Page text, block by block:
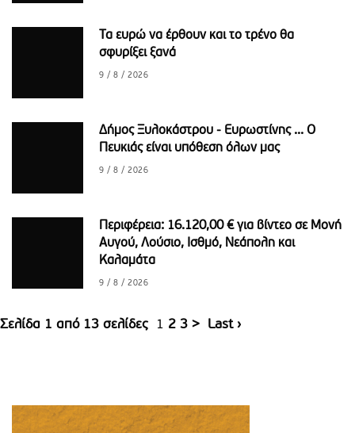
Τα ευρώ να έρθουν και το τρένο θα
σφυρίξει ξανά
9 / 8 / 2026
Δήμος Ξυλοκάστρου - Ευρωστίνης ... Ο
Πευκιάς είναι υπόθεση όλων μας
9 / 8 / 2026
Περιφέρεια: 16.120,00 € για βίντεο σε Μονή
Αυγού, Λούσιο, Ισθμό, Νεάπολη και
Καλαμάτα
9 / 8 / 2026
Σελίδα 1 από 13 σελίδες 1 2 3 > Last ›